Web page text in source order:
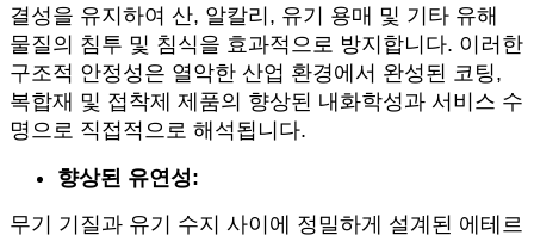
결성을 유지하여 산, 알칼리, 유기 용매 및 기타 유해
물질의 침투 및 침식을 효과적으로 방지합니다. 이러한
구조적 안정성은 열악한 산업 환경에서 완성된 코팅,
복합재 및 접착제 제품의 향상된 내화학성과 서비스 수
명으로 직접적으로 해석됩니다.
향상된 유연성:
무기 기질과 유기 수지 사이에 정밀하게 설계된 에테르